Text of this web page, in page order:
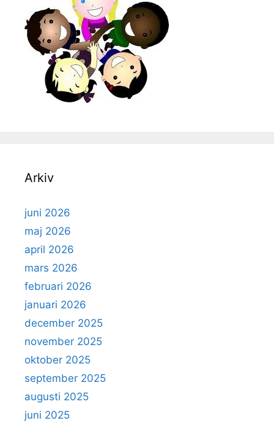
Arkiv
juni 2026
maj 2026
april 2026
mars 2026
februari 2026
januari 2026
december 2025
november 2025
oktober 2025
september 2025
augusti 2025
juni 2025